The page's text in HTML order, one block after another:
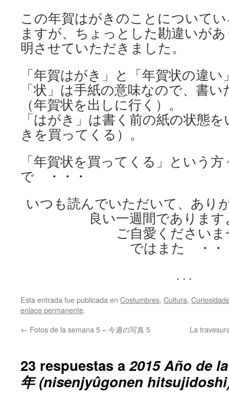
この年賀はがきのことについて
ますが、ちょっとした勘違いが
明させていただきました。
「年賀はがき」と「年賀状の違い
「状」は手紙の意味なので、書
（年賀状を出しに行く）。
「はがき」は書く前の紙の状態
きを買ってくる）。
「年賀状を買ってくる」という
で ・・・
いつも読んでいただいて、あり
良い一週間でありま
ご自愛くださいま
ではまた ・・
. . .
Esta entrada fue publicada en Costumbres, Cultura,
enlace permanente.
← Fotos de la semana 5 – 今週の写真 5 La
23 respuestas a2015 Año de
年 (nisenjyûgonen